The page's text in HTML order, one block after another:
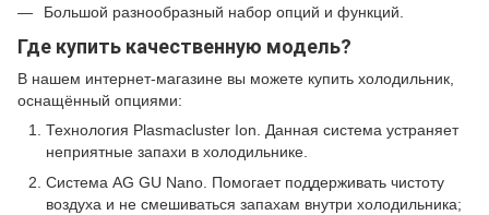
Большой разнообразный набор опций и функций.
Где купить качественную модель?
В нашем интернет-магазине вы можете купить холодильник,
оснащённый опциями:
Технология Plasmacluster Ion. Данная система устраняет
неприятные запахи в холодильнике.
Система AG GU Nano. Помогает поддерживать чистоту
воздуха и не смешиваться запахам внутри холодильника;